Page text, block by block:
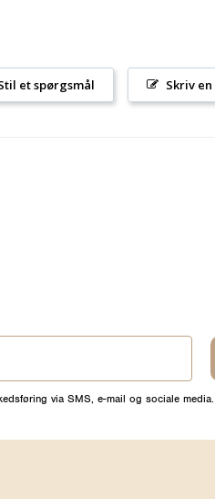
Skriv
et spørgsmål
via SMS, e-mail og sociale